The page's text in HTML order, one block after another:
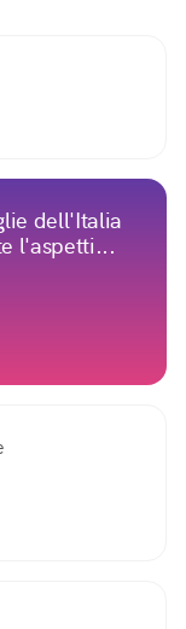
dell'Italia
l'aspetti...